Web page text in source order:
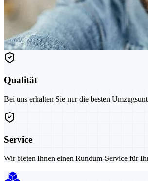
Qualität
Bei uns erhalten Sie nur die besten
Service
Wir bieten Ihnen einen Rundum-Service für